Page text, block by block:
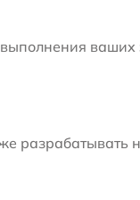
ваших
разрабатывать